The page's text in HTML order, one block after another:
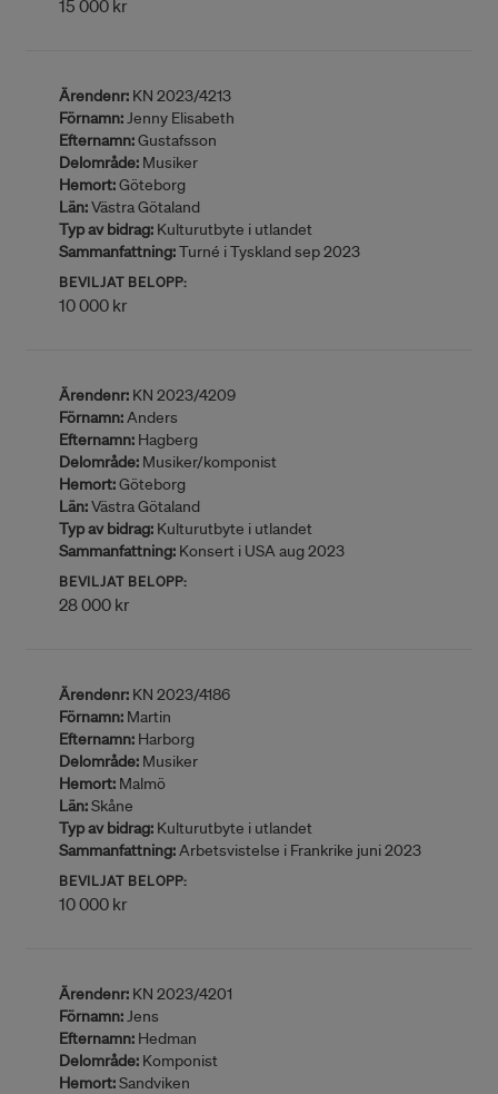
15 000 kr
Ärendenr: KN 2023/4213
Förnamn:Jenny Elisabeth
Efternamn:Gustafsson
Delområde: Musiker
Hemort:Göteborg
Län:Västra Götaland
Typ av bidrag: Kulturutbyte i utlandet
Sammanfattning:Turné i Tyskland sep 2023
BEVILJAT BELOPP:
10 000 kr
Ärendenr: KN 2023/4209
Förnamn:Anders
Efternamn: Hagberg
Delområde: Musiker/komponist
Hemort:Göteborg
Län:Västra Götaland
Typ av bidrag: Kulturutbyte i utlandet
Sammanfattning: Konsert i USA aug 2023
BEVILJAT BELOPP:
28 000 kr
Ärendenr: KN 2023/4186
Förnamn: Martin
Efternamn: Harborg
Delområde: Musiker
Hemort: Malmö
Län:Skåne
Typ av bidrag: Kulturutbyte i utlandet
Sammanfattning:Arbetsvistelse i Frankrike juni 2023
BEVILJAT BELOPP:
10 000 kr
Ärendenr: KN 2023/4201
Förnamn:Jens
Efternamn: Hedman
Delområde: Komponist
Hemort:Sandviken